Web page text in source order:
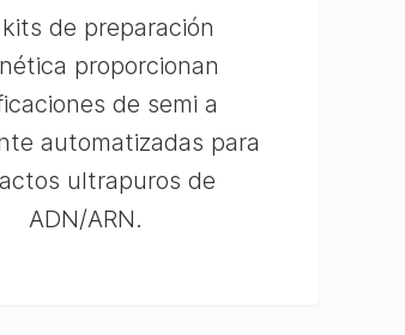
de preparación
proporcionan
de semi a
automatizadas para
ultrapuros de
ADN/ARN.